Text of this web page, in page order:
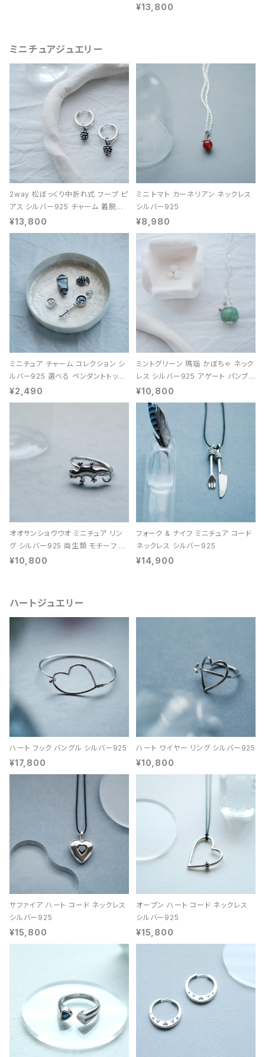
¥13,800
ミニチュアジュエリー
2way 松ぼっくり中折れ式 フープ ピ
アス シルバー925 チャーム 着脱可
能 レディース ユニセックス
¥13,800
ミニ トマト カーネリアン ネックレス
シルバー925
¥8,980
ミニチュア チャーム コレクション シ
ルバー925 選べる ペンダントトップ
レディース ユニセックス
¥2,490
ミントグリーン 瑪瑙 かぼちゃ ネック
レス シルバー925 アゲート パンプキ
ン 天然石 レディース
¥10,800
オオサンショウウオ ミニチュア リン
グ シルバー925 両生類 モチーフ レ
ディース ユニセックス
¥10,800
フォーク & ナイフ ミニチュア コード
ネックレス シルバー925
¥14,900
ハートジュエリー
ハート フック バングル シルバー925
¥17,800
ハート ワイヤー リング シルバー925
¥10,800
サファイア ハート コード ネックレス
シルバー925
¥15,800
オープン ハート コード ネックレス
シルバー925
¥15,800